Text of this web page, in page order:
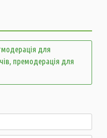
для
премодерація для